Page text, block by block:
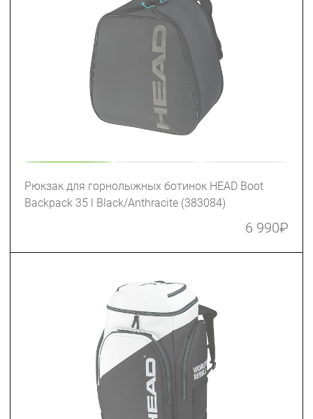
Рюкзак для горнолыжных ботинок HEAD Boot
Backpack 35 l Black/Anthracite (383084)
6 990₽